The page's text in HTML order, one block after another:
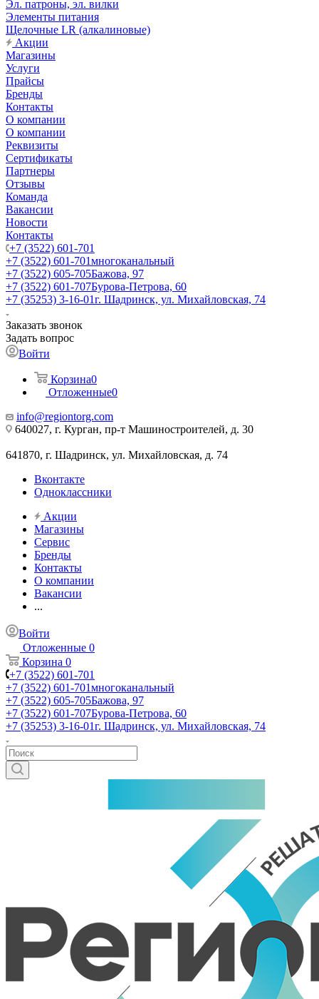
Эл. патроны, эл. вилки
Элементы питания
Щелочные LR (алкалиновые)
Акции
Магазины
Услуги
Прайсы
Бренды
Контакты
О компании
О компании
Реквизиты
Сертификаты
Партнеры
Отзывы
Команда
Вакансии
Новости
Контакты
+7 (3522) 601-701
+7 (3522) 601-701многоканальный
+7 (3522) 605-705Бажова, 97
+7 (3522) 601-707Бурова-Петрова, 60
+7 (35253) 3-16-01г. Шадринск, ул. Михайловская, 74
Заказать звонок
Задать вопрос
Войти
Корзина0
Отложенные0
info@regiontorg.com
640027, г. Курган, пр-т Машиностроителей, д. 30
641870, г. Шадринск, ул. Михайловская, д. 74
Вконтакте
Одноклассники
Акции
Магазины
Сервис
Бренды
Контакты
О компании
Вакансии
...
Войти
Отложенные 0
Корзина 0
+7 (3522) 601-701
+7 (3522) 601-701многоканальный
+7 (3522) 605-705Бажова, 97
+7 (3522) 601-707Бурова-Петрова, 60
+7 (35253) 3-16-01г. Шадринск, ул. Михайловская, 74